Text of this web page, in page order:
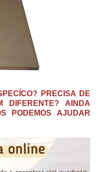
PRECISA DE
DIFERENTE? AINDA
PODEMOS AJUDAR